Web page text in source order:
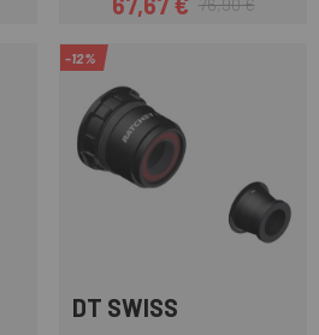
Preu
Preu regular
76,90 €
-12%
DT SWISS